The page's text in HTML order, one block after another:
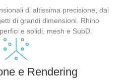
di altissima precisione, dai
di grandi dimensioni. Rhino
e solidi, mesh e SubD.
e Rendering